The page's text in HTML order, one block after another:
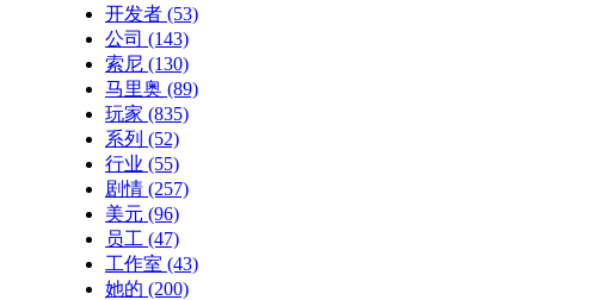
开发者 (53)
公司 (143)
索尼 (130)
马里奥 (89)
玩家 (835)
系列 (52)
行业 (55)
剧情 (257)
美元 (96)
员工 (47)
工作室 (43)
她的 (200)